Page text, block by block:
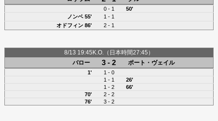
0 - 1
50'
ノンベ55'
1 - 1
オドフィン86' 2 - 1
8/13 19:45K.O.（日本時間27:45）
バロー
3 - 2 ポート・ヴェイル
1'
1 - 0
1 - 1
26'
1 - 2
66'
70'
2 - 2
76'
3 - 2